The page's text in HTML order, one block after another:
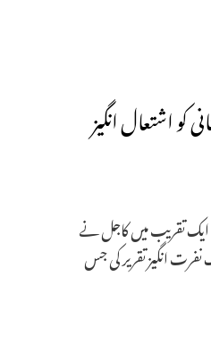
کو اشتعال انگیز
تقریب میں کاجل نے
انگیز تقریر کی جس